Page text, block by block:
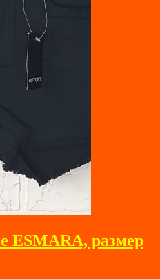
ESMARA, размер